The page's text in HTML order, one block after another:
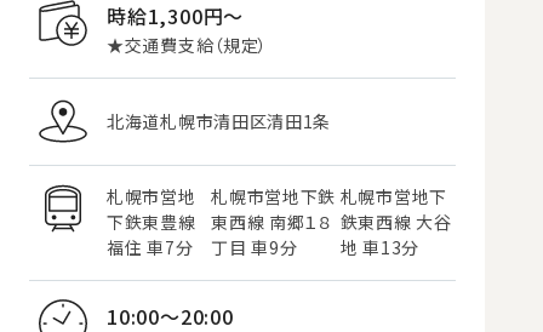
時給1,300円〜
★交通費支給（規定）
北海道札幌市清田区清田1条
札幌市営地
下鉄東豊線
福住 車7分
札幌市営地下鉄
東西線 南郷１８
丁目 車9分
札幌市営地下
鉄東西線 大谷
地 車13分
10:00～20:00